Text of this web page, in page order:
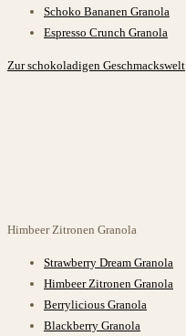
Schoko Bananen Granola
Espresso Crunch Granola
Zur schokoladigen Geschmackswelt
Himbeer Zitronen Granola
Strawberry Dream Granola
Himbeer Zitronen Granola
Berrylicious Granola
Blackberry Granola